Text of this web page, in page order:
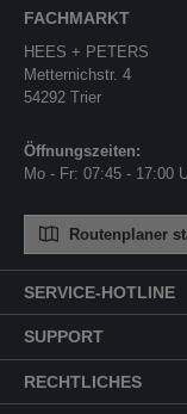
SERVICE-HOTLINE
SUPPORT
RECHTLICHES
FACHMARKT
HEES + PETERS
Metternichstr. 4
54292 Trier
Öffnungszeiten:
Mo - Fr: 07:45 - 17:00
Routenplaner